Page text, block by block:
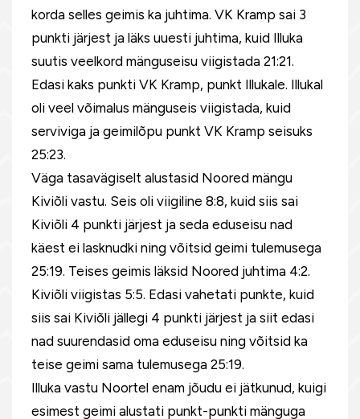
korda selles geimis ka juhtima. VK Kramp sai 3
punkti järjest ja läks uuesti juhtima, kuid Illuka
suutis veelkord mänguseisu viigistada 21:21.
Edasi kaks punkti VK Kramp, punkt Illukale. Illukal
oli veel võimalus mänguseis viigistada, kuid
serviviga ja geimilõpu punkt VK Kramp seisuks
25:23.
Väga tasavägiselt alustasid Noored mängu
Kiviõli vastu. Seis oli viigiline 8:8, kuid siis sai
Kiviõli 4 punkti järjest ja seda eduseisu nad
käest ei lasknudki ning võitsid geimi tulemusega
25:19. Teises geimis läksid Noored juhtima 4:2.
Kiviõli viigistas 5:5. Edasi vahetati punkte, kuid
siis sai Kiviõli jällegi 4 punkti järjest ja siit edasi
nad suurendasid oma eduseisu ning võitsid ka
teise geimi sama tulemusega 25:19.
Illuka vastu Noortel enam jõudu ei jätkunud, kuigi
esimest geimi alustati punkt-punkti mänguga